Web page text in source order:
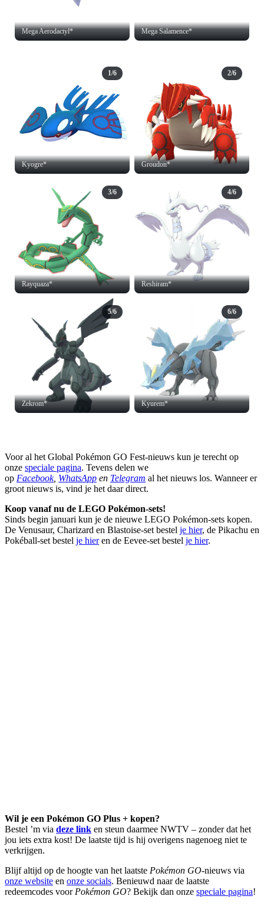
Mega Aerodactyl* Mega Salamence*
Kyogre*
1/6
Groudon*
2/6
Rayquaza*
3/6
Reshiram*
4/6
Zekrom*
5/6
Kyurem*
6/6
Voor al het Global Pokémon GO Fest-nieuws kun je terecht op
onze speciale pagina. Tevens delen we
op Facebook, WhatsApp en Telegram al het nieuws los. Wanneer er
groot nieuws is, vind je het daar direct.
Koop vanaf nu de LEGO Pokémon-sets!
Sinds begin januari kun je de nieuwe LEGO Pokémon-sets kopen.
De Venusaur, Charizard en Blastoise-set bestel je hier, de Pikachu en
Pokéball-set bestel je hieren de Eevee-set bestel je hier.
Wil je een Pokémon GO Plus + kopen?
Bestel ’m via deze link en steun daarmee NWTV – zonder dat het
jou iets extra kost! De laatste tijd is hij overigens nagenoeg niet te
verkrijgen.
Blijf altijd op de hoogte van het laatste Pokémon GO-nieuws via
onze website en onze socials. Benieuwd naar de laatste
redeemcodes voor Pokémon GO? Bekijk dan onze speciale pagina!